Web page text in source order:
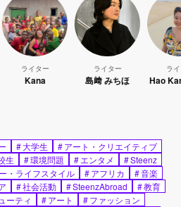
ライター ライター
島﨑 みちほ
ライター
Hao
#大学生 #アート・クリエイティブ
生 #環境問題 #エンタメ #Steenz
・ライフスタイル #アフリカ #音楽
#社会活動 #SteenzAbroad #教育
ーティ #アート #ファッション